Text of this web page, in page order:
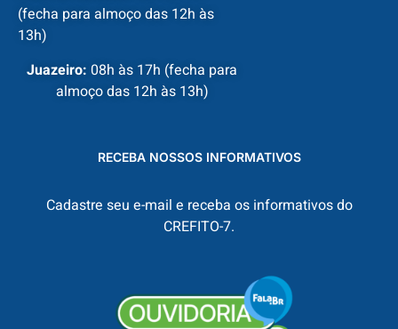
(fecha para almoço das 12h às
13h)
Juazeiro: 08h às 17h (fecha para
almoço das 12h às 13h)
RECEBA NOSSOS INFORMATIVOS
Cadastre seu e-mail e receba os informativos do
CREFITO-7.